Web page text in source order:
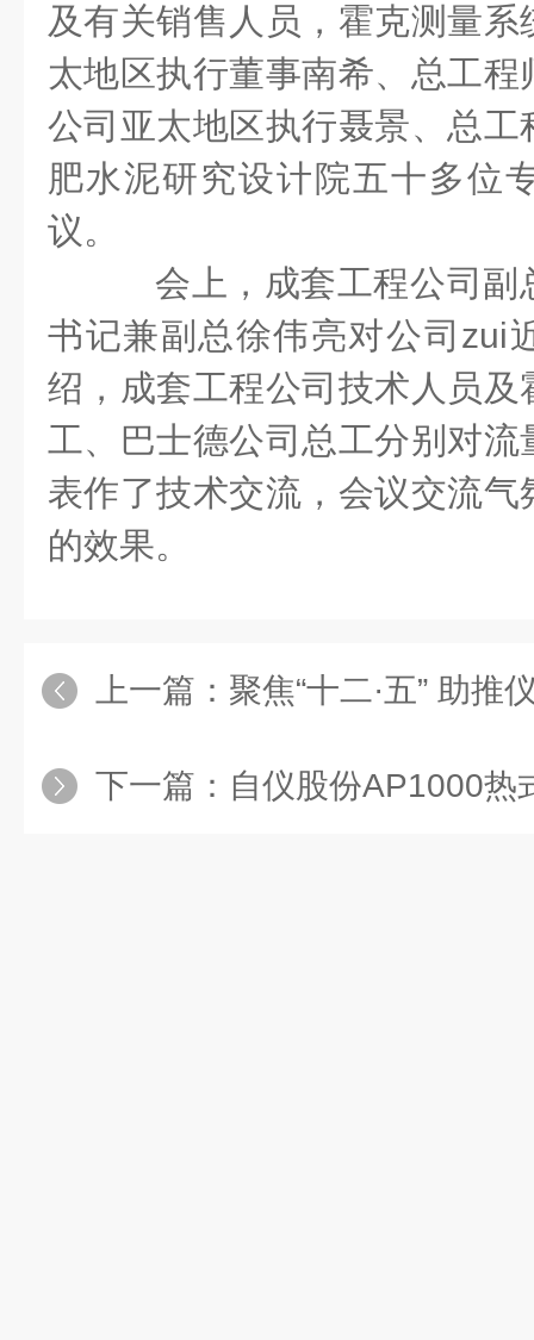
及有关销售人员，霍克测量
太地区执行董事南希、总工
公司亚太地区执行聂景、总
肥水泥研究设计院五十多位
议。
会上，成套工程公司副
书记兼副总徐伟亮对公司zui
绍，成套工程公司技术人员
工、巴士德公司总工分别对
表作了技术交流，会议交流
的效果。
上一篇： 聚焦“十二·五” 助推
下一篇： 自仪股份AP1000热式质量流量